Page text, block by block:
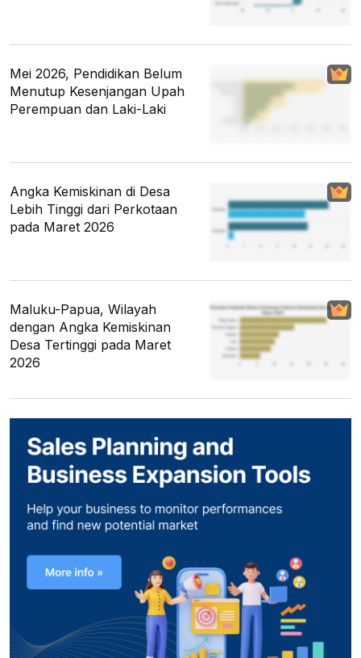
Mei 2026, Pendidikan Belum
Menutup Kesenjangan Upah
Perempuan dan Laki-Laki
Angka Kemiskinan di Desa
Lebih Tinggi dari Perkotaan
pada Maret 2026
Maluku-Papua, Wilayah
dengan Angka Kemiskinan
Desa Tertinggi pada Maret
2026